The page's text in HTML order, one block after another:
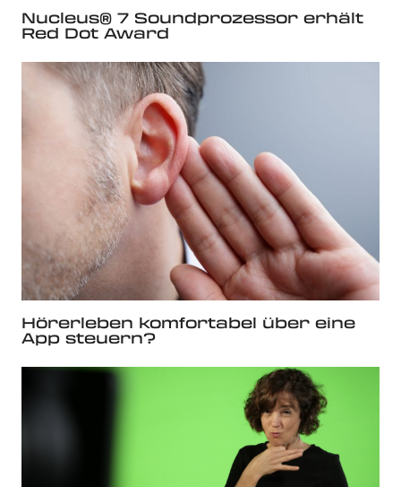
Nucleus® 7 Soundprozessor erhält
Red Dot Award
Hörerleben komfortabel über eine
App steuern?